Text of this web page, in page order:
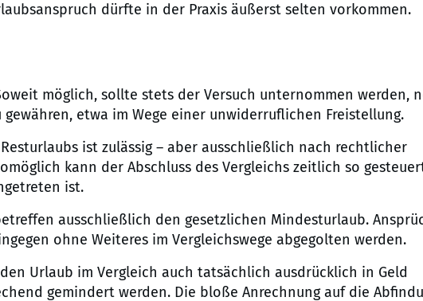
dürfte in der Praxis äußerst selten vorkommen.
möglich, sollte stets der Versuch unternommen werden,
etwa im Wege einer unwiderruflichen Freistellung.
ist zulässig – aber ausschließlich nach rechtlicher
kann der Abschluss des Vergleichs zeitlich so
ist.
ausschließlich den gesetzlichen Mindesturlaub.
ohne Weiteres im Vergleichswege abgegolten werden.
Urlaub im Vergleich auch tatsächlich ausdrücklich in Geld
gemindert werden. Die bloße Anrechnung auf die